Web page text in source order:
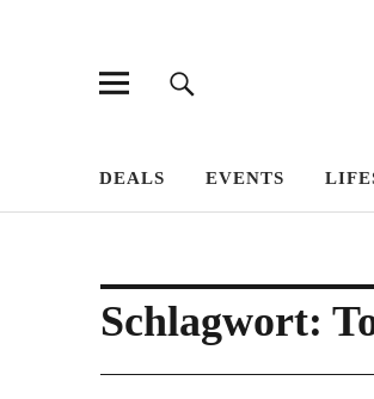
DEALS EVENTS
Schlagwort: